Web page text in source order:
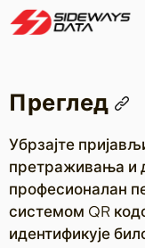
Преглед
Убрзајте
претраживања и
професионалан
системом QR
идентификује